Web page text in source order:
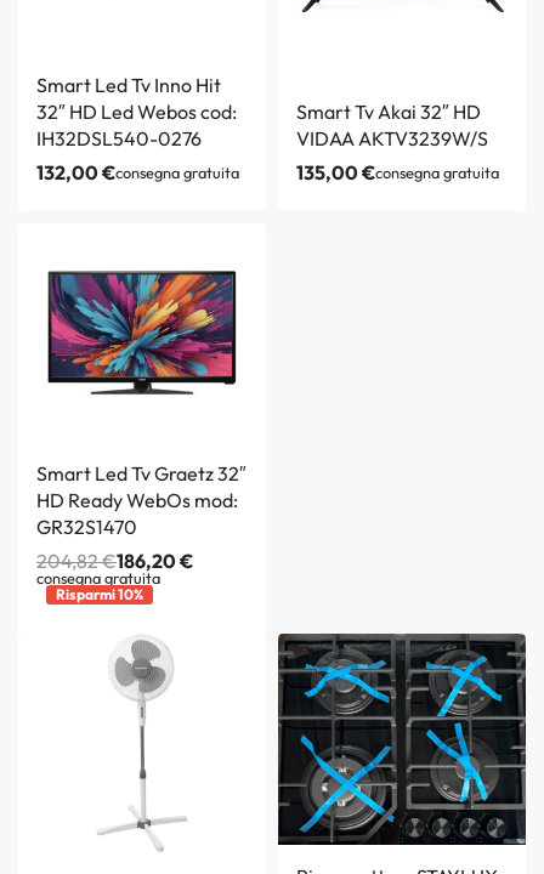
Smart Led Tv Inno Hit
32″ HD Led Webos cod:
IH32DSL540-0276
132,00€consegna gratuita
Smart Tv Akai 32″ HD
VIDAA AKTV3239W/S
135,00€consegna gratuita
Smart Led Tv Graetz 32″
HD Ready WebOs mod:
GR32S1470
204,82€186,20€
consegna gratuita
Risparmi 10%